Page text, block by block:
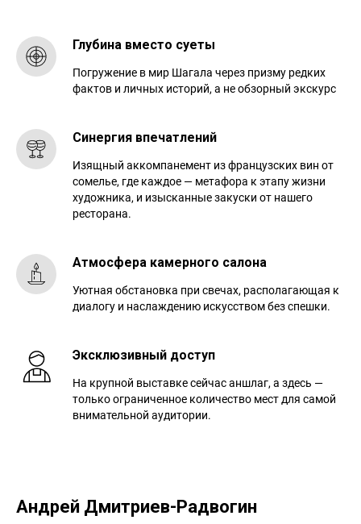
Глубина вместо суеты
Погружение в мир Шагала через призму редких
фактов и личных историй, а не обзорный экскурс
Синергия впечатлений
Изящный аккомпанемент из французских вин от
сомелье, где каждое — метафора к этапу жизни
художника, и изысканные закуски от нашего
ресторана.
Атмосфера камерного салона
Уютная обстановка при свечах, располагающая к
диалогу и наслаждению искусством без спешки.
Эксклюзивный доступ
На крупной выставке сейчас аншлаг, а здесь —
только ограниченное количество мест для самой
внимательной аудитории.
Андрей Дмитриев-Радвогин